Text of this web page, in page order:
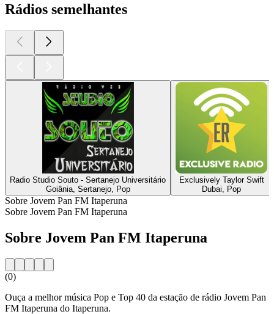
Rádios semelhantes
Radio Studio Souto - Sertanejo Universitário
Goiânia, Sertanejo, Pop
Exclusively Taylor Swift
Dubai, Pop
Sobre Jovem Pan FM Itaperuna
Sobre Jovem Pan FM Itaperuna
Sobre Jovem Pan FM Itaperuna
(0)
Ouça a melhor música Pop e Top 40 da estação de rádio Jovem Pan
FM Itaperuna do Itaperuna.